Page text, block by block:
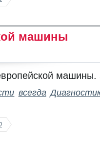
машины
машины.
всегда